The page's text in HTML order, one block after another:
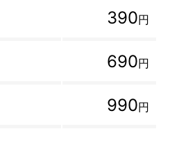
390円
690円
990円